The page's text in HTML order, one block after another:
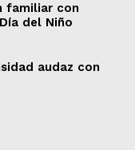
familiar con
del Niño
audaz con